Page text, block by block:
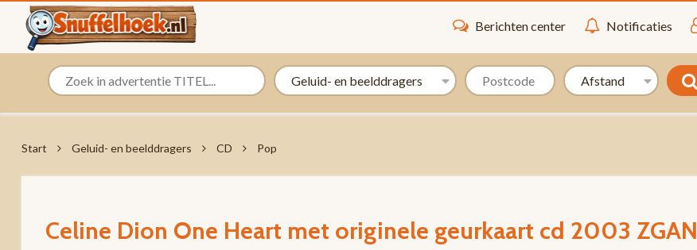
Berichten center Notificaties
Start Geluid- en beelddragers CD Pop
Celine Dion One Heart met originele geurkaart cd 2003 ZGAN